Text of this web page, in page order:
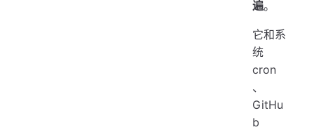
遍。
它和系
统
cron
、
GitHu
b